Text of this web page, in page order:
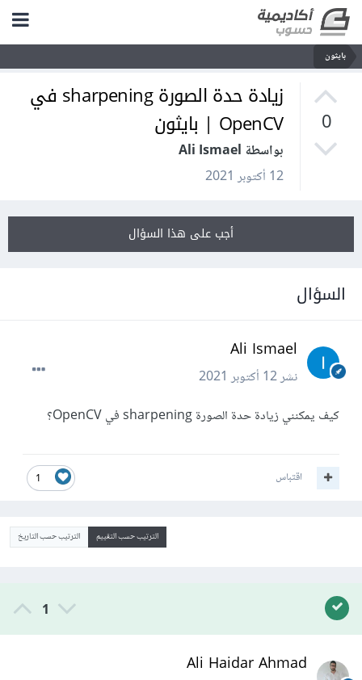
بايثون
0
زيادة حدة الصورة sharpening في
OpenCV | بايثون
بواسطة Ali Ismael
12 أكتوبر 2021
أجب على هذا السؤال
السؤال
Ali Ismael
نشر12 أكتوبر 2021
كيف يمكنني زيادة حدة الصورة sharpening في OpenCV؟
1 اقتباس
الترتيب حسب التقييم الترتيب حسب التاريخ
1
Ali Haidar Ahmad